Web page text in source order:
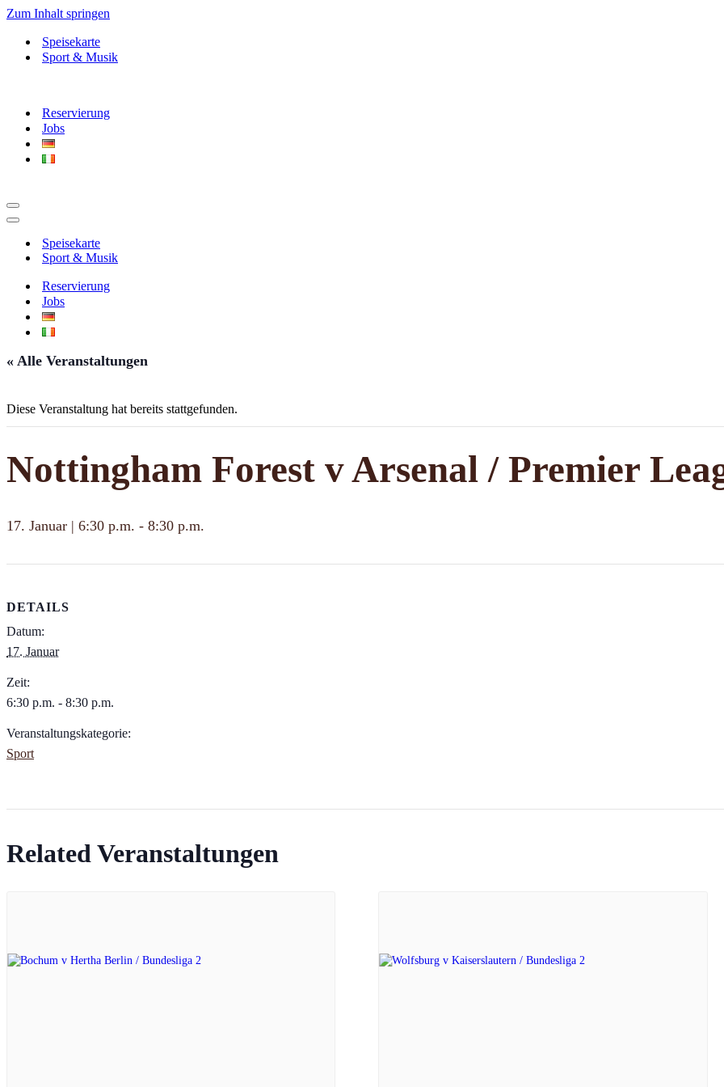
Zum Inhalt springen
Speisekarte
Sport & Musik
Reservierung
Jobs
Navigationsmenü
Navigationsmenü
Speisekarte
Sport & Musik
Reservierung
Jobs
« Alle Veranstaltungen
Diese Veranstaltung hat bereits stattgefunden.
Nottingham Forest v Arsenal / Premier
17. Januar | 6:30 p.m. - 8:30 p.m.
DETAILS
Datum:
17. Januar
Zeit:
6:30 p.m. - 8:30 p.m.
Veranstaltungskategorie:
Sport
Related Veranstaltungen